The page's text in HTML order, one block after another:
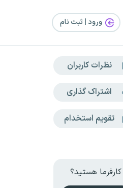
ورود | ثبت‌ نام
نظرات کاربران
اشتراک گذاری
تقویم استخدام
کارفرما هستید؟